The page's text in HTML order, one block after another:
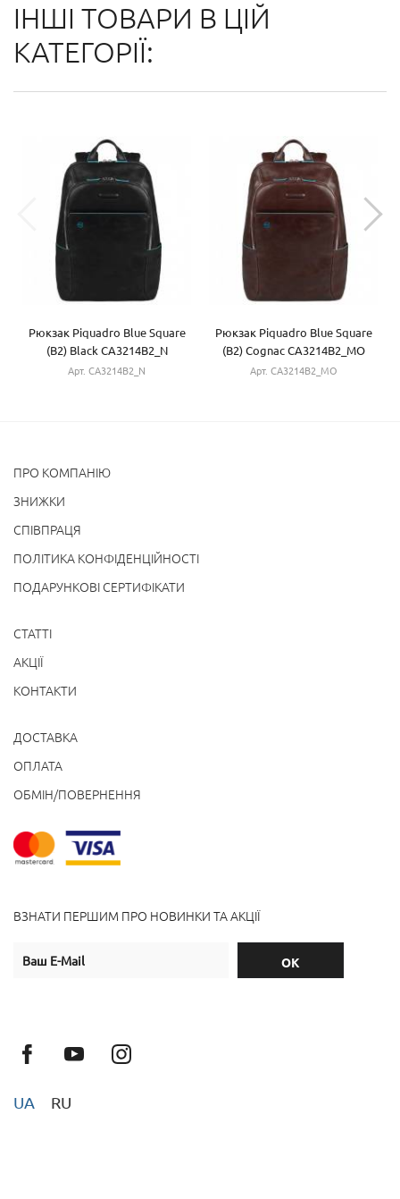
ІНШІ ТОВАРИ В ЦІЙ
КАТЕГОРІЇ:
Рюкзак Piquadro Blue Square
(B2) Black CA3214B2_N
Арт. CA3214B2_N
Рюкзак Piquadro Blue Square
(B2) Cognac CA3214B2_MO
Арт. CA3214B2_MO
ПРО КОМПАНІЮ
ЗНИЖКИ
СПІВПРАЦЯ
ПОЛІТИКА КОНФІДЕНЦІЙНОСТІ
ПОДАРУНКОВІ СЕРТИФІКАТИ
СТАТТІ
АКЦІЇ
КОНТАКТИ
ДОСТАВКА
ОПЛАТА
ОБМІН/ПОВЕРНЕННЯ
ВЗНАТИ ПЕРШИМ ПРО НОВИНКИ ТА АКЦІЇ
UA RU